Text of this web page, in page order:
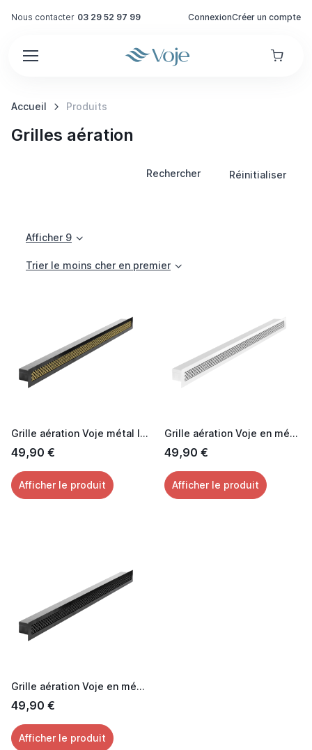
Nous contacter 03 29 52 97 99 ConnexionCréer un compte
Accueil Produits
Grilles aération
Rechercher Réinitialiser
Afficher 9
Trier le moins cher en premier
Grille aération Voje métal laquée noir effet Laiton 60 cm
49,90 €
Afficher le produit
Grille aération Voje en métal laquée blanc 60 cm
49,90 €
Afficher le produit
Grille aération Voje en métal laquée noir 60 cm
49,90 €
Afficher le produit